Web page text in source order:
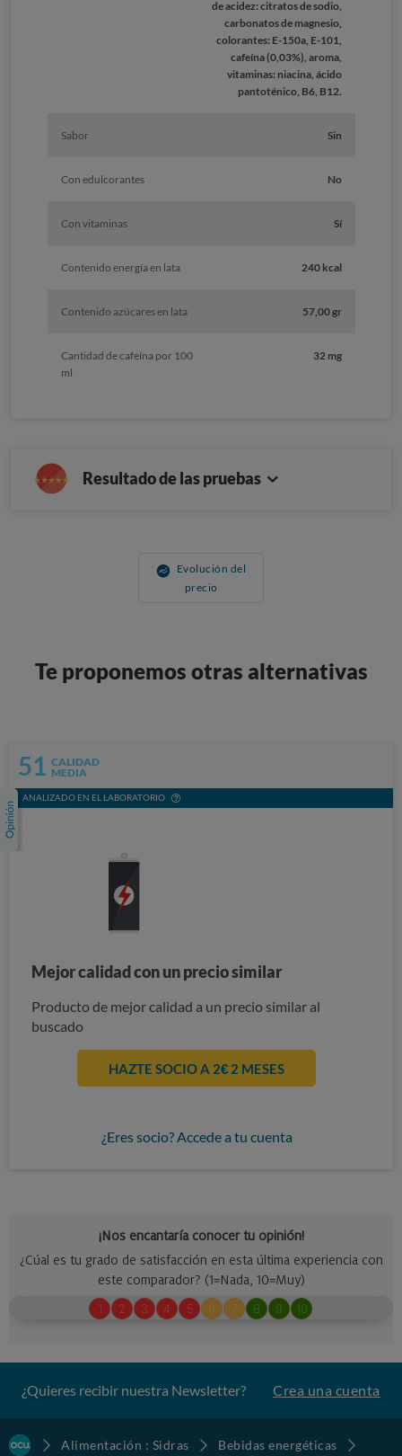
de acidez: citratos de sodio,
carbonatos de magnesio,
colorantes: E-150a, E-101,
cafeína (0,03%), aroma,
vitaminas: niacina, ácido
pantoténico, B6, B12.
Sabor Sin
Con edulcorantes No
Con vitaminas Sí
Contenido energía en lata 240 kcal
Contenido azúcares en lata 57,00 gr
Cantidad de cafeína por 100
ml
32 mg
Resultado de las pruebas
Evolución del
precio
Te proponemos otras alternativas
51 CALIDAD
MEDIA
ANALIZADO EN EL LABORATORIO
Mejor calidad con un precio similar
Producto de mejor calidad a un precio similar al
buscado
HAZTE SOCIO A 2€ 2 MESES
¿Eres socio? Accede a tu cuenta
¿Quieres recibir nuestra Newsletter? Crea una cuenta
Alimentación : Sidras
Bebidas energéticas